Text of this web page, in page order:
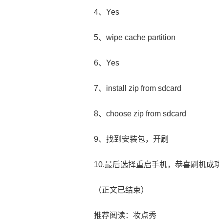
4、Yes
5、wipe cache partition
6、Yes
7、install zip from sdcard
8、choose zip from sdcard
9、找到安装包，开刷
10.最后选择重启手机，恭喜刷机成
（正文已结束）
推荐阅读： 妆点秀